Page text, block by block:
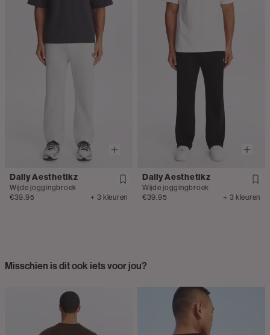
Daily Aesthetikz
Wijde joggingbroek
€39.95
+ 3 kleuren
Daily Aesthetikz
Wijde joggingbroek
€39.95
+ 3 kleuren
Misschien is dit ook iets voor jou?